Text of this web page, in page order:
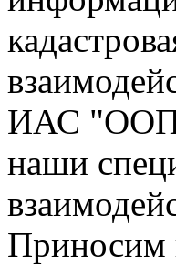
ИАС
наши
Приносим